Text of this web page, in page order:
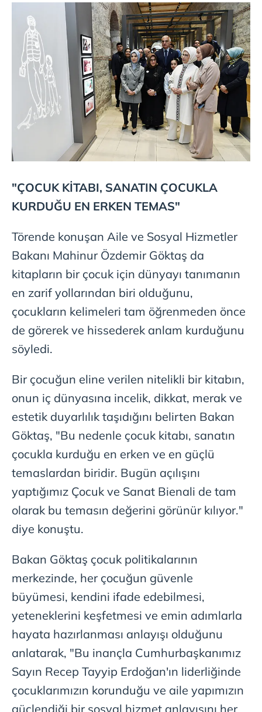
"ÇOCUK KİTABI, SANATIN ÇOCUKLA
KURDUĞU EN ERKEN TEMAS"
Törende konuşan Aile ve Sosyal Hizmetler
Bakanı Mahinur Özdemir Göktaş da
kitapların bir çocuk için dünyayı tanımanın
en zarif yollarından biri olduğunu,
çocukların kelimeleri tam öğrenmeden önce
de görerek ve hissederek anlam kurduğunu
söyledi.
Bir çocuğun eline verilen nitelikli bir kitabın,
onun iç dünyasına incelik, dikkat, merak ve
estetik duyarlılık taşıdığını belirten Bakan
Göktaş, "Bu nedenle çocuk kitabı, sanatın
çocukla kurduğu en erken ve en güçlü
temaslardan biridir. Bugün açılışını
yaptığımız Çocuk ve Sanat Bienali de tam
olarak bu temasın değerini görünür kılıyor."
diye konuştu.
Bakan Göktaş çocuk politikalarının
merkezinde, her çocuğun güvenle
büyümesi, kendini ifade edebilmesi,
yeteneklerini keşfetmesi ve emin adımlarla
hayata hazırlanması anlayışı olduğunu
anlatarak, "Bu inançla Cumhurbaşkanımız
Sayın Recep Tayyip Erdoğan'ın liderliğinde
çocuklarımızın korunduğu ve aile yapımızın
güçlendiği bir sosyal hizmet anlayışını her